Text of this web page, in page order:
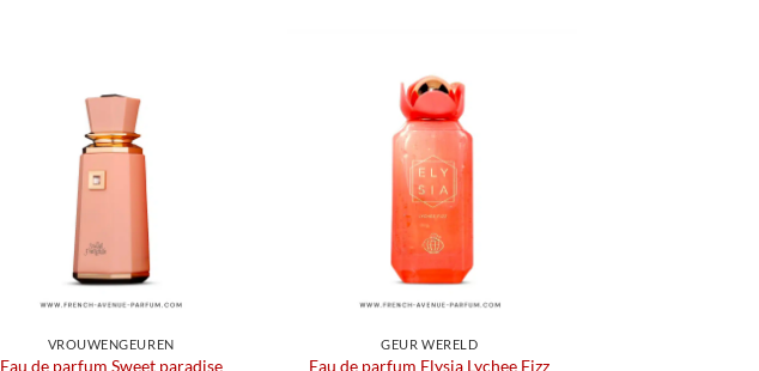
VROUWENGEUREN
Eau de parfum Sweet paradise
GEUR WERELD
Eau de parfum Elysia Lychee Fizz